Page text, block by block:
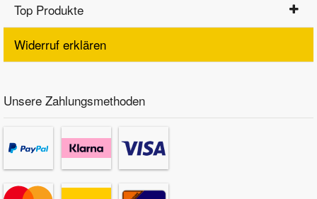
Top Produkte
Widerruf erklären
Unsere Zahlungsmethoden